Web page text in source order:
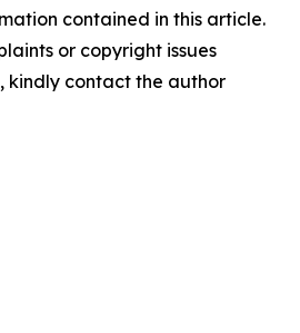
contained in this article.
or copyright issues
kindly contact the author